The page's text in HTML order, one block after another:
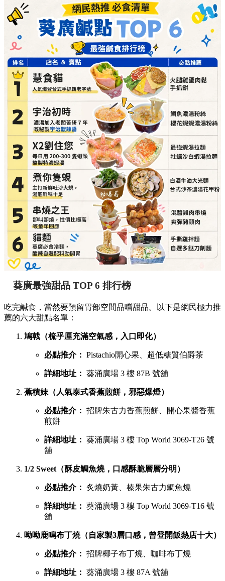
葵廣最強甜品 TOP 6 排行榜
吃完鹹食，當然要預留胃部空間品嚐甜品。以下是網民極力推
薦的六大甜點名單：
鳩戟（梳乎厘充滿空氣感，入口即化）
必點推介： Pistachio開心果、超低糖質伯爵茶
詳細地址： 葵涌廣場 3 樓 87B 號舖
蕉積妹（人氣泰式香蕉煎餅，邪惡爆燈）
必點推介： 招牌朱古力香蕉煎餅、開心果醬香蕉
煎餅
詳細地址： 葵涌廣場 3 樓 Top World 3069-T26 號
舖
1/2 Sweet（酥皮鯛魚燒，口感酥脆層層分明）
必點推介： 炙燒奶黃、榛果朱古力鯛魚燒
詳細地址： 葵涌廣場 3 樓 Top World 3069-T16 號
舖
呦呦鹿鳴布丁燒（自家製3層口感，曾登開飯熱店十大）
必點推介： 招牌椰子布丁燒、咖啡布丁燒
詳細地址： 葵涌廣場 3 樓 87A 號舖